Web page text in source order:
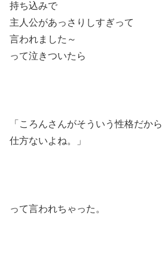
持ち込みで
主人公があっさりしすぎって
言われました～
って泣きついたら
「ころんさんがそういう性格だから
仕方ないよね。」
って言われちゃった。